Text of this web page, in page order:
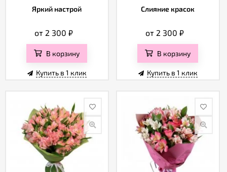
Яркий настрой
от 2 300₽
В корзину
Купить в 1 клик
Слияние красок
от 2 300₽
В корзину
Купить в 1 клик